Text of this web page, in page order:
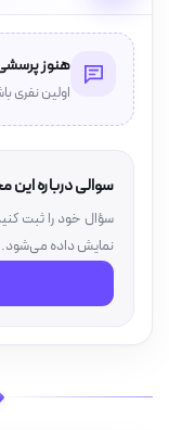
هنوز
اولین نفری
سوالی درباره
سؤال خود را ثبت
نمایش داده می‌شود.